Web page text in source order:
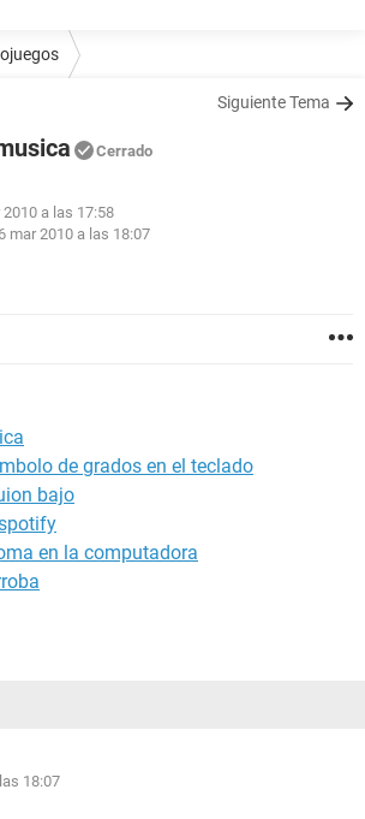
Siguiente Tema
Cerrado
2010 a las 17:58
mar 2010 a las 18:07
de grados en el teclado
bajo
en la computadora
18:07